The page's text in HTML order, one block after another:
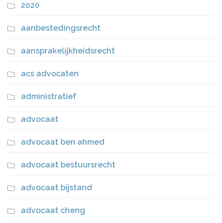
2020
aanbestedingsrecht
aansprakelijkheidsrecht
acs advocaten
administratief
advocaat
advocaat ben ahmed
advocaat bestuursrecht
advocaat bijstand
advocaat cheng